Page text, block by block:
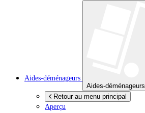
Aides-déménageurs
Aides-déménageurs
Retour au menu principal
Aperçu